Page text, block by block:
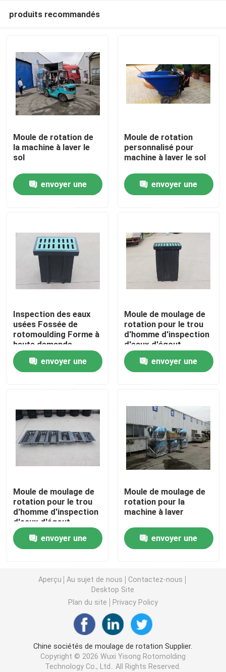
Maison
Produits
Au sujet de nous
Visite d'usine
Contrôle de qualité
Contactez-nous
Demandez une citation
Moule de Rotomoulding
Moule de réservoir d'eau
Moules de rotation en aluminium
Machine de rock de flamme nue
Machine de Rotomoulding de rock
machine de rotomoulage à navette
produits recommandés
Moule de rotation de
la machine à laver le
sol
envoyer une
Moule de rotation
personnalisé pour
machine à laver le sol
envoyer une
Inspection des eaux
usées Fossée de
rotomoulding Forme à
haute demande
envoyer une
Moule de moulage de
rotation pour le trou
d'homme d'inspection
d'eaux d'égout
envoyer une
Moule de moulage de
rotation pour le trou
d'homme d'inspection
d'eaux d'égout
envoyer une
Moule de moulage de
rotation pour la
machine à laver
envoyer une
Aperçu Au sujet de nous
Contactez-nous
Desktop Site
Plan du site
Privacy Policy
Chine sociétés de moulage de rotation Supplier.
Copyright © 2026 Wuxi Yisong Rotomolding
Technology Co., Ltd.. All Rights Reserved.